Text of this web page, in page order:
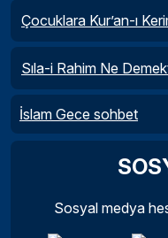
Çocuklara Kur’an-ı
Sıla-i Rahim Ne
İslam Gece sohbet
Sosyal medya